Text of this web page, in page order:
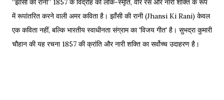
“झाँसी की रानी” 1857 के विद्रोह को लोक-स्मृति, वीर रस और नारी शक्ति के रूप
में रूपांतरित करने वाली अमर कविता है। झाँसी की रानी (Jhansi Ki Rani) केवल
एक कविता नहीं, बल्कि भारतीय स्वाधीनता संग्राम का 'विजय गीत' है। सुभद्रा कुमारी
चौहान की यह रचना 1857 की क्रांति और नारी शक्ति का सर्वोच्च उदाहरण है।